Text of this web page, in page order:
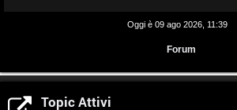
A
Oggi è 09 ago 2026, 11:39
Forum
Topic Attivi